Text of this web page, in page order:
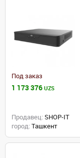
Под заказ
1 173 376 UZS
Продавец: SHOP-IT
город: Ташкент